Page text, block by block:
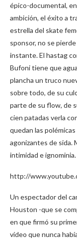
épico-documental,
ambición, el éxito a
estrella del skate
sponsor, no se
instante. El hastag
Bufoni tiene que
plancha un truco
sobre todo, de su
parte de su flow, de
cien patadas verla
quedan las
agonizantes de sida.
intimidad e ignominia.
http://
Un espectador del
Houston -que se
en que firmó su
vídeo que nunca